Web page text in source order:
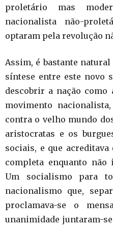
proletário mas
nacionalista não-
optaram pela revolução
Assim, é bastante
síntese entre este novo
descobrir a nação como
movimento
contra o velho mundo
aristocratas e os
sociais, e que
completa enquanto não
Um socialismo para
nacionalismo que,
proclamava-se o
unanimidade juntaram-